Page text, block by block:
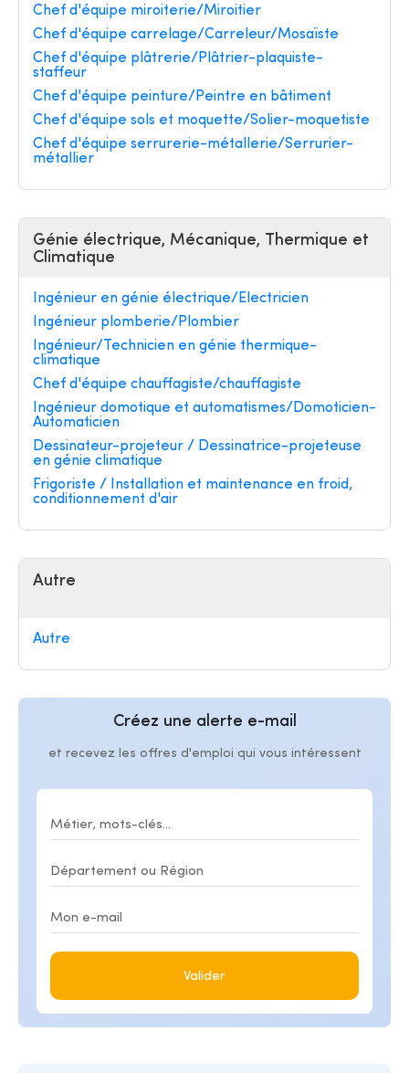
Chef d'équipe miroiterie/Miroitier
Chef d'équipe carrelage/Carreleur/Mosaïste
Chef d'équipe plâtrerie/Plâtrier-plaquiste-
staffeur
Chef d'équipe peinture/Peintre en bâtiment
Chef d'équipe sols et moquette/Solier-moquetiste
Chef d'équipe serrurerie-métallerie/Serrurier-
métallier
Génie électrique, Mécanique, Thermique et
Climatique
Ingénieur en génie électrique/Electricien
Ingénieur plomberie/Plombier
Ingénieur/Technicien en génie thermique-
climatique
Chef d'équipe chauffagiste/chauffagiste
Ingénieur domotique et automatismes/Domoticien-
Automaticien
Dessinateur-projeteur / Dessinatrice-projeteuse
en génie climatique
Frigoriste / Installation et maintenance en froid,
conditionnement d'air
Autre
Autre
Créez une alerte e-mail
et recevez les offres d'emploi qui vous intéressent
Valider